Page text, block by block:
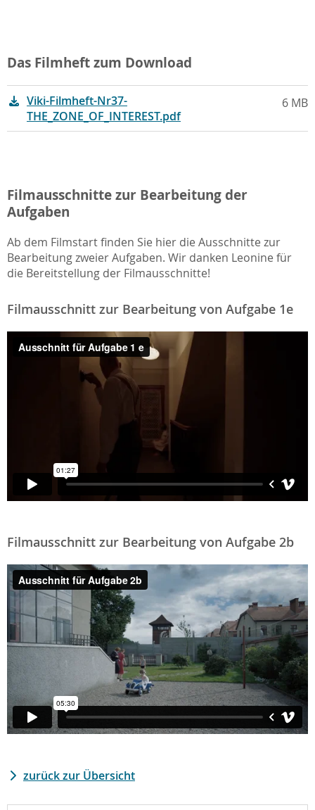
Das Filmheft zum Download
Viki-Filmheft-Nr37-
THE_ZONE_OF_INTEREST.pdf
6 MB
Filmausschnitte zur Bearbeitung der
Aufgaben
Ab dem Filmstart finden Sie hier die Ausschnitte zur
Bearbeitung zweier Aufgaben. Wir danken Leonine für
die Bereitstellung der Filmausschnitte!
Filmausschnitt zur Bearbeitung von Aufgabe 1e
Filmausschnitt zur Bearbeitung von Aufgabe 2b
zurück zur Übersicht